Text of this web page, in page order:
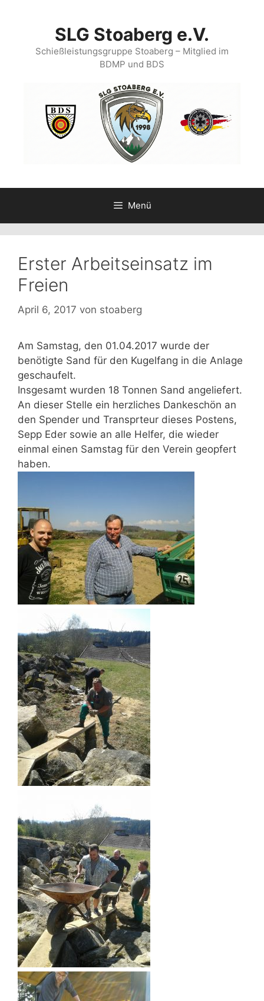
SLG Stoaberg e.V.
Schießleistungsgruppe Stoaberg – Mitglied im
BDMP und BDS
Menü
Erster Arbeitseinsatz im
Freien
April 6, 2017 von stoaberg
Am Samstag, den 01.04.2017 wurde der
benötigte Sand für den Kugelfang in die Anlage
geschaufelt.
Insgesamt wurden 18 Tonnen Sand angeliefert.
An dieser Stelle ein herzliches Dankeschön an
den Spender und Transprteur dieses Postens,
Sepp Eder sowie an alle Helfer, die wieder
einmal einen Samstag für den Verein geopfert
haben.